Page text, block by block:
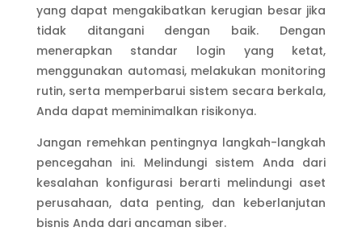
yang dapat mengakibatkan kerugian besar jika
tidak ditangani dengan baik. Dengan
menerapkan standar login yang ketat,
menggunakan automasi, melakukan monitoring
rutin, serta memperbarui sistem secara berkala,
Anda dapat meminimalkan risikonya.
Jangan remehkan pentingnya langkah-langkah
pencegahan ini. Melindungi sistem Anda dari
kesalahan konfigurasi berarti melindungi aset
perusahaan, data penting, dan keberlanjutan
bisnis Anda dari ancaman siber.